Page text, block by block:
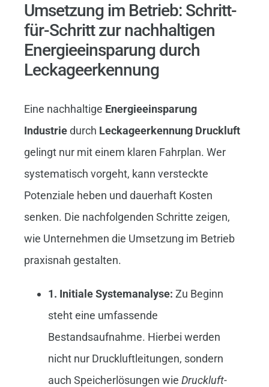
Umsetzung im Betrieb: Schritt-
für-Schritt zur nachhaltigen
Energieeinsparung durch
Leckageerkennung
Eine nachhaltige Energieeinsparung
Industriedurch Leckageerkennung Druckluft
gelingt nur mit einem klaren Fahrplan. Wer
systematisch vorgeht, kann versteckte
Potenziale heben und dauerhaft Kosten
senken. Die nachfolgenden Schritte zeigen,
wie Unternehmen die Umsetzung im Betrieb
praxisnah gestalten.
1. Initiale Systemanalyse: Zu Beginn
steht eine umfassende
Bestandsaufnahme. Hierbei werden
nicht nur Druckluftleitungen, sondern
auch Speicherlösungen wie Druckluft-